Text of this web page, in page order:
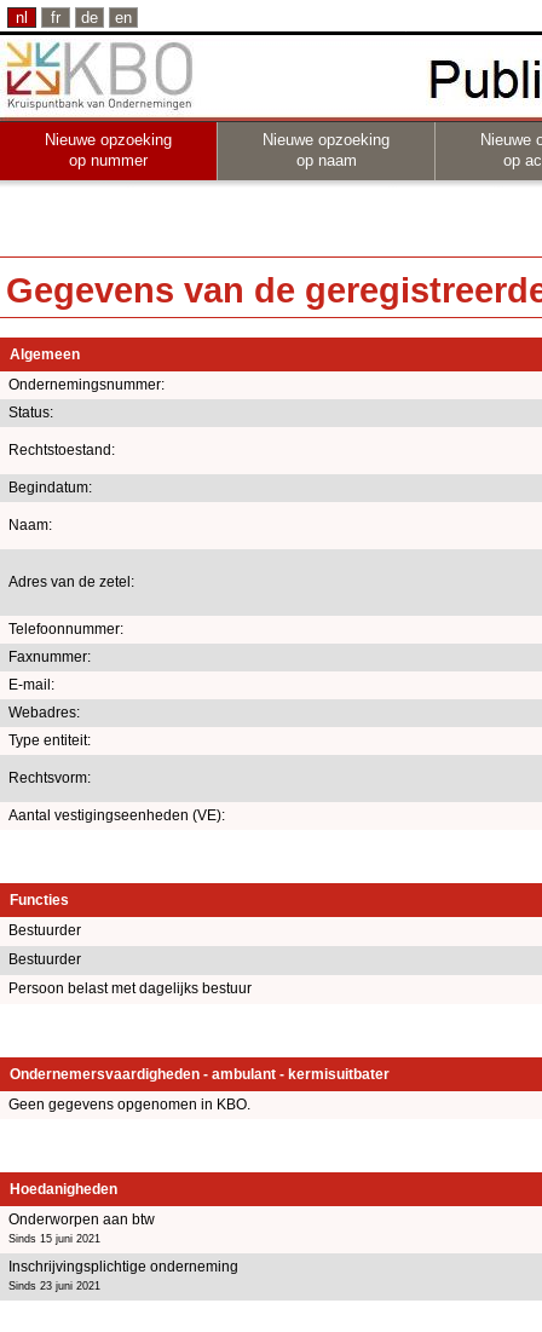
nl fr de en
Nieuwe opzoeking
op nummer
Nieuwe opzoeking
op naam
Nieuwe
op
Gegevens van de
Algemeen
Ondernemingsnummer:
Status:
Rechtstoestand:
Begindatum:
Naam:
Adres van de zetel:
Telefoonnummer:
Faxnummer:
E-mail:
Webadres:
Type entiteit:
Rechtsvorm:
Aantal vestigingseenheden (VE):
Functies
Bestuurder
Bestuurder
Persoon belast met dagelijks bestuur
Ondernemersvaardigheden - ambulant - kermisuitbater
Geen gegevens opgenomen in KBO.
Hoedanigheden
Onderworpen aan btw
Sinds 15 juni 2021
Inschrijvingsplichtige onderneming
Sinds 23 juni 2021